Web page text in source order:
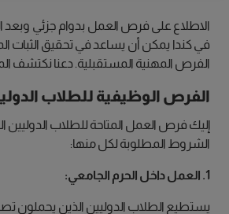
الاطلاع على فرص العمل بدوام جزئي وبعد
في كندا يمكن أن يساعد في تحقيق الثبات
الفرص المهنية المستقبلية. دعنا نكتشف
الفرص الوظيفية للطلاب
إليك فرص العمل المتاحة للطلاب الدوليين
الشروط المطلوبة لكل منها:
1. العمل داخل الحرم الجامعي:
يستطيع الطلاب الدوليين الذين يحملون